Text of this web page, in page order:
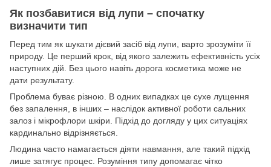
Як позбавитися від лупи – спочатку
визначити тип
Перед тим як шукати дієвий засіб від лупи, варто зрозуміти її
природу. Це перший крок, від якого залежить ефективність усіх
наступних дій. Без цього навіть дорога косметика може не
дати результату.
Проблема буває різною. В одних випадках це сухе лущення
без запалення, в інших – наслідок активної роботи сальних
залоз і мікрофлори шкіри. Підхід до догляду у цих ситуаціях
кардинально відрізняється.
Людина часто намагається діяти навмання, але такий підхід
лише затягує процес. Розуміння типу допомагає чітко